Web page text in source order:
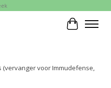
voor Immudefense,